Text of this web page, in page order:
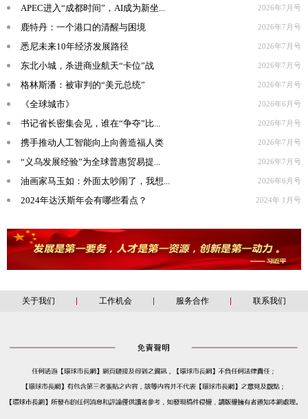
APEC进入“成都时间”，AI成为新坐... 2026年7月号
鹿特丹：一个港口的清醒与困境 2026年7月号
悉尼未来10年经济发展路径 2026年7月号
东北小城，杀进商业航天“卡位”战 2026年7月号
格林斯潘：被审判的“美元总统” 2026年7月号
《全球城市》 2026年6月号
书记省长密集会见，谁在“争夺”比... 2026年7月号
携手推动人工智能向上向善造福人类 2026年7月号
“义乌发展经验”为全球普惠贸易提... 2026年7月号
油画家马玉如：外面太吵闹了，我想... 2026年6月号
2024年达沃斯年会有哪些看点？ 2024年 1月号
关于我们 工作机会 服务合作 联系我们